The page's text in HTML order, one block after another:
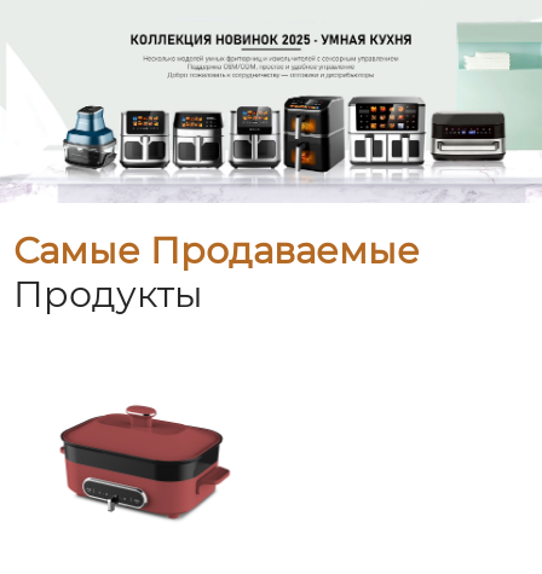
Самые Продаваемые
Продукты